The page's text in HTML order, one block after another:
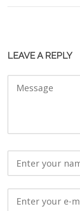
LEAVE A REPLY